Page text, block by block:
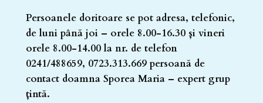
Persoanele doritoare se pot adresa, telefonic,
de luni până joi – orele 8.00-16.30 și vineri
orele 8.00-14.00 la nr. de telefon
0241/488659, 0723.313.669 persoană de
contact doamna Sporea Maria – expert grup
țintă.